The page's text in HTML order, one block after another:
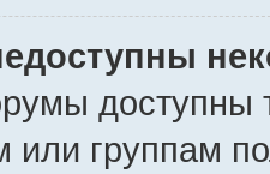
доступны
или группам